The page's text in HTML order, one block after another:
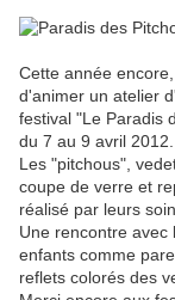
Cette année
d'animer un atelier
festival "Le Paradis
du 7 au 9 avril 2012.
Les "pitchous",
coupe de verre et
réalisé par leurs
Une rencontre avec
enfants comme
reflets colorés des